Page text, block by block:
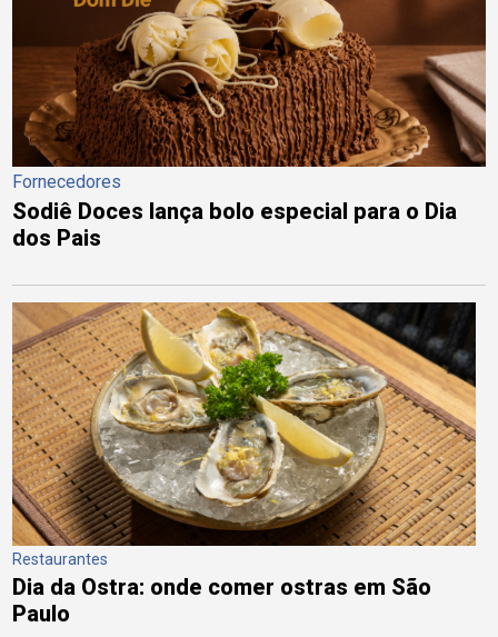
Fornecedores
Sodiê Doces lança bolo especial para o Dia
dos Pais
Restaurantes
Dia da Ostra: onde comer ostras em São
Paulo